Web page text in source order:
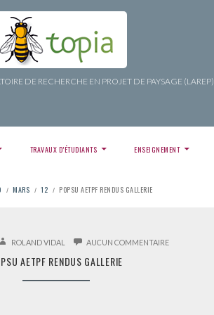
DE RECHERCHE EN PROJET DE PAYSAGE (LAREP)
TRAVAUX D’ÉTUDIANTS ENSEIGNEMENT
MARS 12 POPSU AETPF RENDUS GALLERIE
AUTEURROLAND VIDAL AUCUN COMMENTAIRESUR
AETPF RENDUS GALLERIE